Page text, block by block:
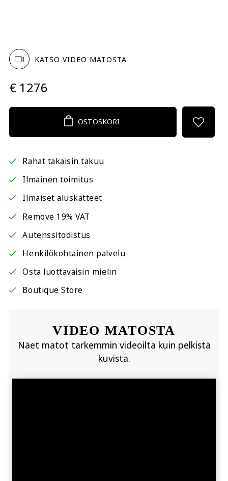
KATSO VIDEO MATOSTA
€ 1276
OSTOSKORI
Rahat takaisin takuu
Ilmainen toimitus
Ilmaiset aluskatteet
Remove 19% VAT
Autenssitodistus
Henkilökohtainen palvelu
Osta luottavaisin mielin
Boutique Store
VIDEO MATOSTA
Näet matot tarkemmin videoilta kuin pelkistä
kuvista.